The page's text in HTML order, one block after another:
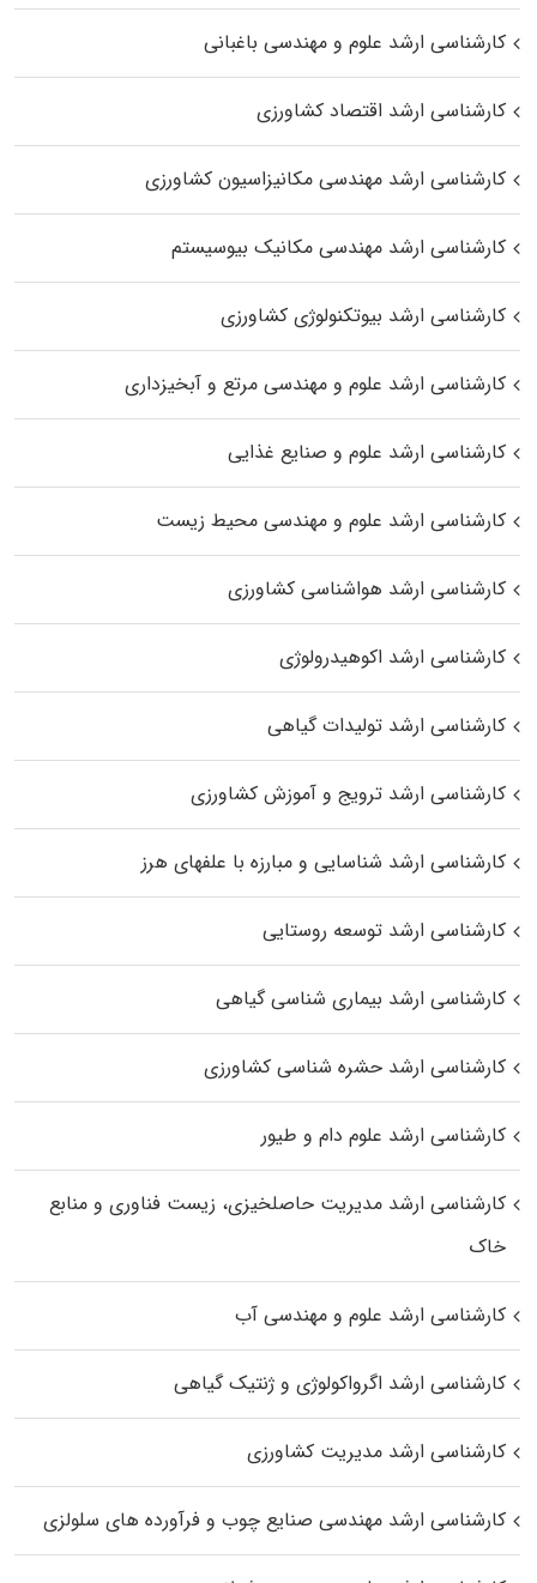
کارشناسی ارشد علوم و مهندسی باغبانی
کارشناسی ارشد اقتصاد کشاورزی
کارشناسی ارشد مهندسی مکانیزاسیون کشاورزی
کارشناسی ارشد مهندسی مکانیک بیوسیستم
کارشناسی ارشد بیوتکنولوژی کشاورزی
کارشناسی ارشد علوم و مهندسی مرتع و آبخیزداری
کارشناسی ارشد علوم و صنایع غذایی
کارشناسی ارشد علوم و مهندسی محیط زیست
کارشناسی ارشد هواشناسی کشاورزی
کارشناسی ارشد اکوهیدرولوژی
کارشناسی ارشد تولیدات گیاهی
کارشناسی ارشد ترویج و آموزش کشاورزی
کارشناسی ارشد شناسایی و مبارزه با علفهای هرز
کارشناسی ارشد توسعه روستایی
کارشناسی ارشد بیماری‌ شناسی گیاهی
کارشناسی ارشد حشره‌ شناسی کشاورزی
کارشناسی ارشد علوم دام و طیور
کارشناسی ارشد مدیریت حاصلخیزی، زیست فناوری و منابع
خاک
کارشناسی ارشد علوم و مهندسی آب
کارشناسی ارشد اگرواکولوژی و ژنتیک گیاهی
کارشناسی ارشد مدیریت کشاورزی
کارشناسی ارشد مهندسی صنایع چوب و فرآورده‌ های سلولزی